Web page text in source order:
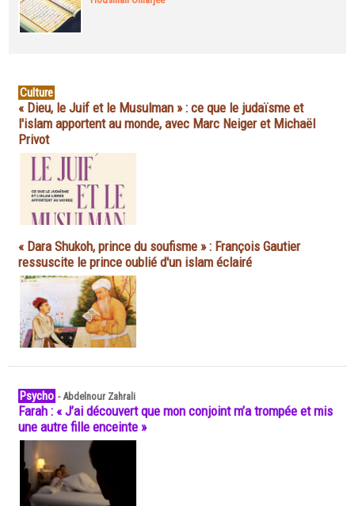
Culture
« Dieu, le Juif et le Musulman » : ce que le judaïsme et
l'islam apportent au monde, avec Marc Neiger et Michaël
Privot
« Dara Shukoh, prince du soufisme » : François Gautier
ressuscite le prince oublié d'un islam éclairé
Psycho -Abdelnour Zahrali
Farah : « J’ai découvert que mon conjoint m’a trompée et mis
une autre fille enceinte »